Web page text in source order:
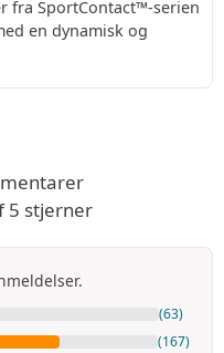
fra SportContact™-serien
en dynamisk og
5 stjerner
(63)
(167)